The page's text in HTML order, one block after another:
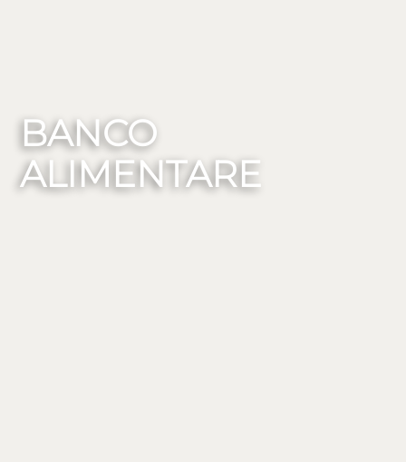
BANCO
ALIMENTARE